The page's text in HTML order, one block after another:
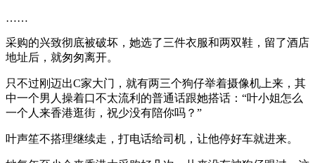
……
采购的兴致彻底被破坏，她选了三件衣服和两双鞋，留了酒店
地址后，就匆匆离开。
只不过刚迈出C家大门，就有两三个狗仔举着摄像机上来，其
中一个男人操着口不太流利的普通话跟她搭话：“叶小姐怎么
一个人来香港逛街，祝少没有陪你吗？”
叶声笙不搭理继续走，打电话给司机，让他停好车就进来。